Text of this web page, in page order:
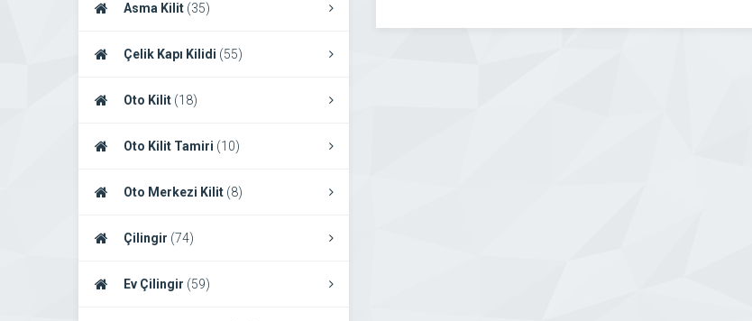
Asma Kilit (35)
Çelik Kapı Kilidi (55)
Oto Kilit (18)
Oto Kilit Tamiri (10)
Oto Merkezi Kilit (8)
Çilingir (74)
Ev Çilingir (59)
anahtarlarınızın elektronik kısımlarını